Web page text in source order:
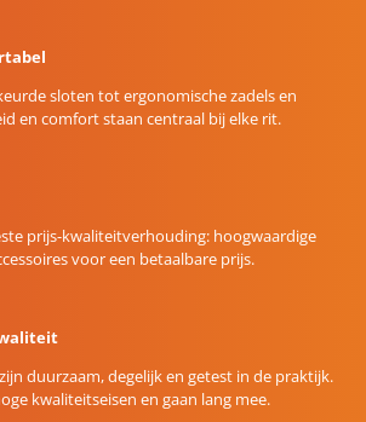
sloten tot ergonomische zadels en
en comfort staan centraal bij elke rit.
prijs-kwaliteitverhouding: hoogwaardige
voor een betaalbare prijs.
duurzaam, degelijk en getest in de praktijk.
kwaliteitseisen en gaan lang mee.